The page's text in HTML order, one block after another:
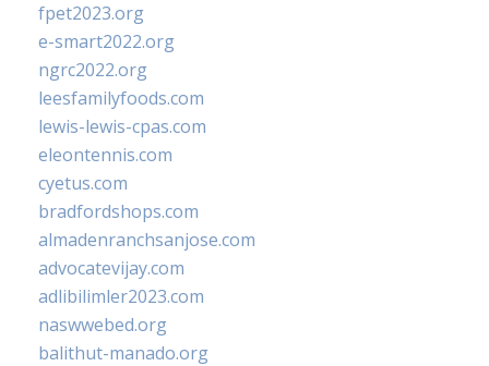
fpet2023.org
e-smart2022.org
ngrc2022.org
leesfamilyfoods.com
lewis-lewis-cpas.com
eleontennis.com
cyetus.com
bradfordshops.com
almadenranchsanjose.com
advocatevijay.com
adlibilimler2023.com
naswwebed.org
balithut-manado.org